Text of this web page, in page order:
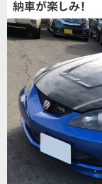
納車が楽しみ！